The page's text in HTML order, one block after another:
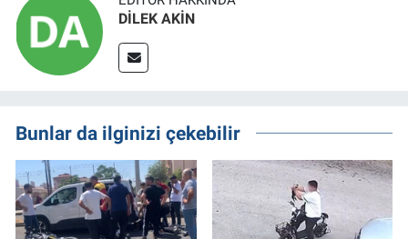
DİLEK AKİN
Bunlar da ilginizi çekebilir